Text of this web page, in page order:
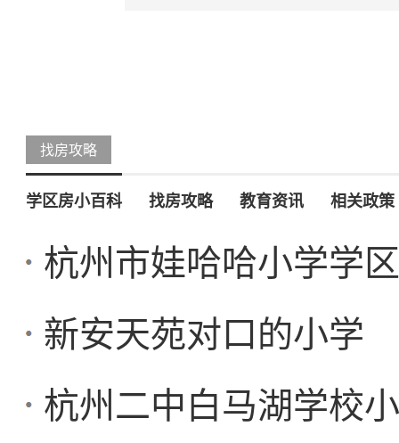
找房攻略
学区房小百科 找房攻略 教育资讯 相关政策
杭州市娃哈哈小学学
新安天苑对口的小学
杭州二中白马湖学校